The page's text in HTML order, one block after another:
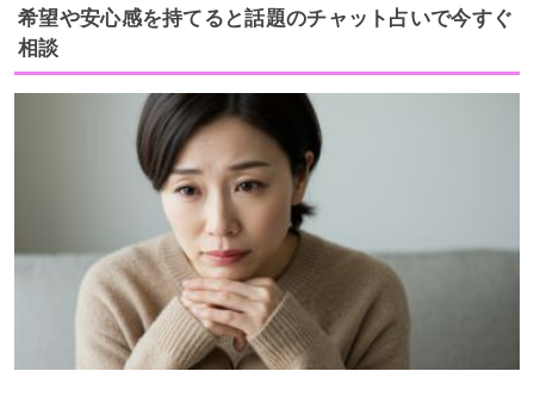
希望や安心感を持てると話題のチャット占いで今すぐ
相談